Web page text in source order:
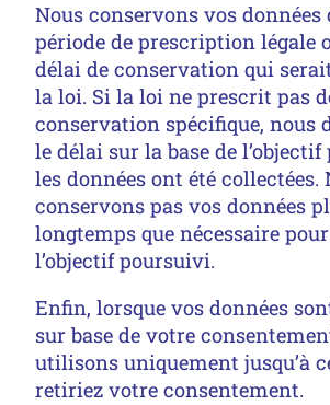
Nous conservons vos
période de prescription légale
délai de conservation qui
la loi. Si la loi ne prescrit pas
conservation spécifique, nous
le délai sur la base de
les données ont été collectées.
conservons pas vos données
longtemps que nécessaire
l’objectif poursuivi.
Enfin, lorsque vos données
sur base de votre
utilisons uniquement jusqu’à
retiriez votre consentement.